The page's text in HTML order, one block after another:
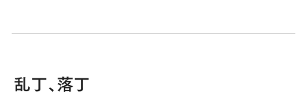
乱丁、落丁